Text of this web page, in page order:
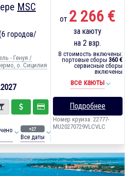
MSC
городов/
- Генуя /
о. Сицилия
+27
Все даты
от 2 266 €
за каюту
на 2 взр.
В стоимость включены:
портовые сборы 360 €
сервисные сборы
включены
все каюты
Подробнее
Номер круиза: 22777-
MU20270729VLCVLC